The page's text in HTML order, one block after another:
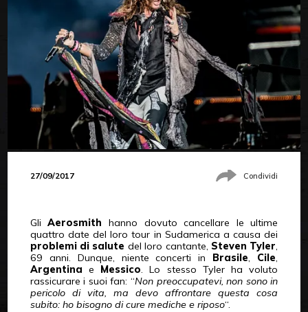
27/09/2017 Condividi
GliAerosmith hanno dovuto cancellare le ultime
quattro date del loro tour in Sudamerica a causa dei
problemi di salute del loro cantante, Steven Tyler,
69 anni. Dunque, niente concerti in
Brasile, Cile,
Argentina e Messico. Lo stesso Tyler ha voluto
rassicurare i suoi fan: “Non preoccupatevi, non sono in
pericolo di vita, ma devo affrontare questa cosa
subito: ho bisogno di cure mediche e riposo“.